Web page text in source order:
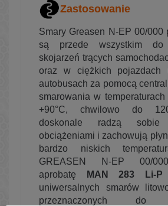
Zastosowanie
Smary Greasen N-EP 00/000
są przede wszystkim do
skojarzeń trących
oraz w ciężkich pojazdach
autobusach za pomocą
smarowania w
+90°C, chwilowo do
doskonale radzą
obciążeniami i zachowują
bardzo niskich
GREASEN N-EP 00/
aprobatę
MAN 283 Li-P
uniwersalnych smarów
przeznaczonych do